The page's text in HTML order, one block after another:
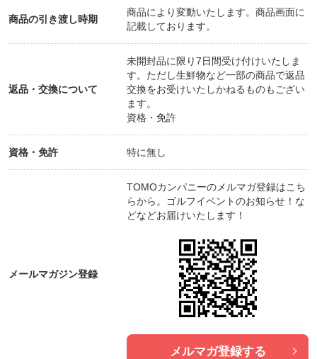
商品の引き渡し時期
商品により変動いたします。商品画面に
記載しております。
返品・交換について
未開封品に限り7日間受け付けいたしま
す。ただし生鮮物など一部の商品で返品
交換をお受けいたしかねるものもござい
ます。
資格・免許
資格・免許 特に無し
メールマガジン登録
TOMOカンパニーのメルマガ登録はこち
らから。ゴルフイベントのお知らせ！な
どなどお届けいたします！
メルマガ登録する